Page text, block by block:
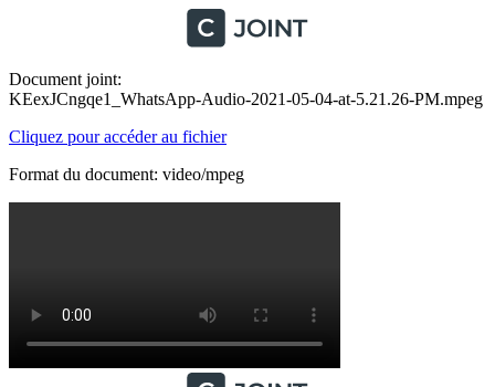
Document joint:
KEexJCngqe1_WhatsApp-Audio-2021-05-04-at-5.21.26-PM.mpeg
Cliquez pour accéder au fichier
Format du document: video/mpeg